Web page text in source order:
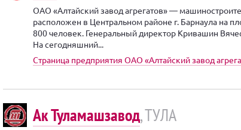
ОАО «Алтайский завод агрегатов» —
расположен в Центральном районе г. Барнаула на
800 человек. Генеральный директор Кривашин
На сегодняшний...
Страница предприятия ОАО «Алтайский завод
Ак Туламашзавод, ТУЛА